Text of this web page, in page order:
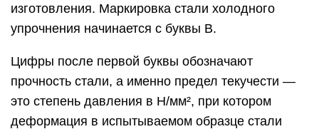
изготовления. Маркировка стали холодного
упрочнения начинается с буквы В.
Цифры после первой буквы обозначают
прочность стали, а именно предел текучести —
это степень давления в Н/мм², при котором
деформация в испытываемом образце стали